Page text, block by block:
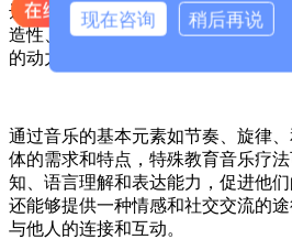
达语言。音乐疗法在特殊教育领域
造性、愉悦的音乐环境，为儿童提
的动力。
通过音乐的基本元素如节奏、旋律
体的需求和特点，特殊教育音乐疗
知、语言理解和表达能力，促进他
还能够提供一种情感和社交交流的
与他人的连接和互动。
现在咨询 稍后再说